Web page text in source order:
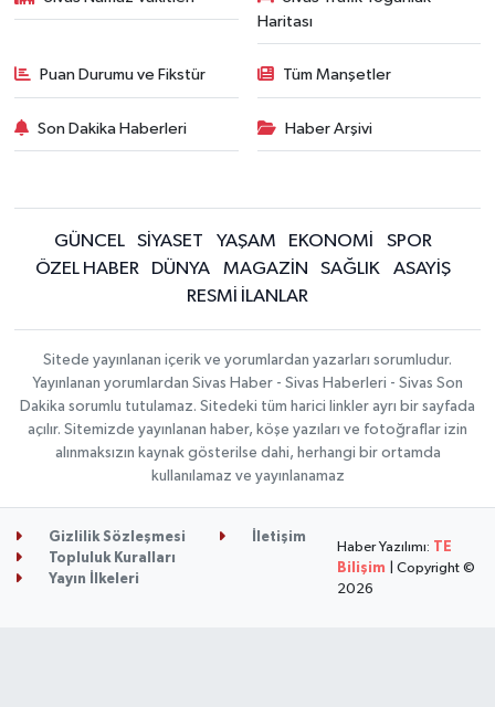
Haritası
Puan Durumu ve Fikstür Tüm Manşetler
Son Dakika Haberleri Haber Arşivi
GÜNCEL SİYASET YAŞAM EKONOMİ
SPOR
ÖZEL HABER
DÜNYA MAGAZİN SAĞLIK
ASAYİŞ
RESMİ İLANLAR
Sitede yayınlanan içerik ve yorumlardan yazarları sorumludur.
Yayınlanan yorumlardan Sivas Haber - Sivas Haberleri - Sivas Son
Dakika sorumlu tutulamaz. Sitedeki tüm harici linkler ayrı bir sayfada
açılır. Sitemizde yayınlanan haber, köşe yazıları ve fotoğraflar izin
alınmaksızın kaynak gösterilse dahi, herhangi bir ortamda
kullanılamaz ve yayınlanamaz
Gizlilik Sözleşmesi
İletişim
Topluluk Kuralları
Yayın İlkeleri
Haber Yazılımı: TE
Bilişim | Copyright ©
2026